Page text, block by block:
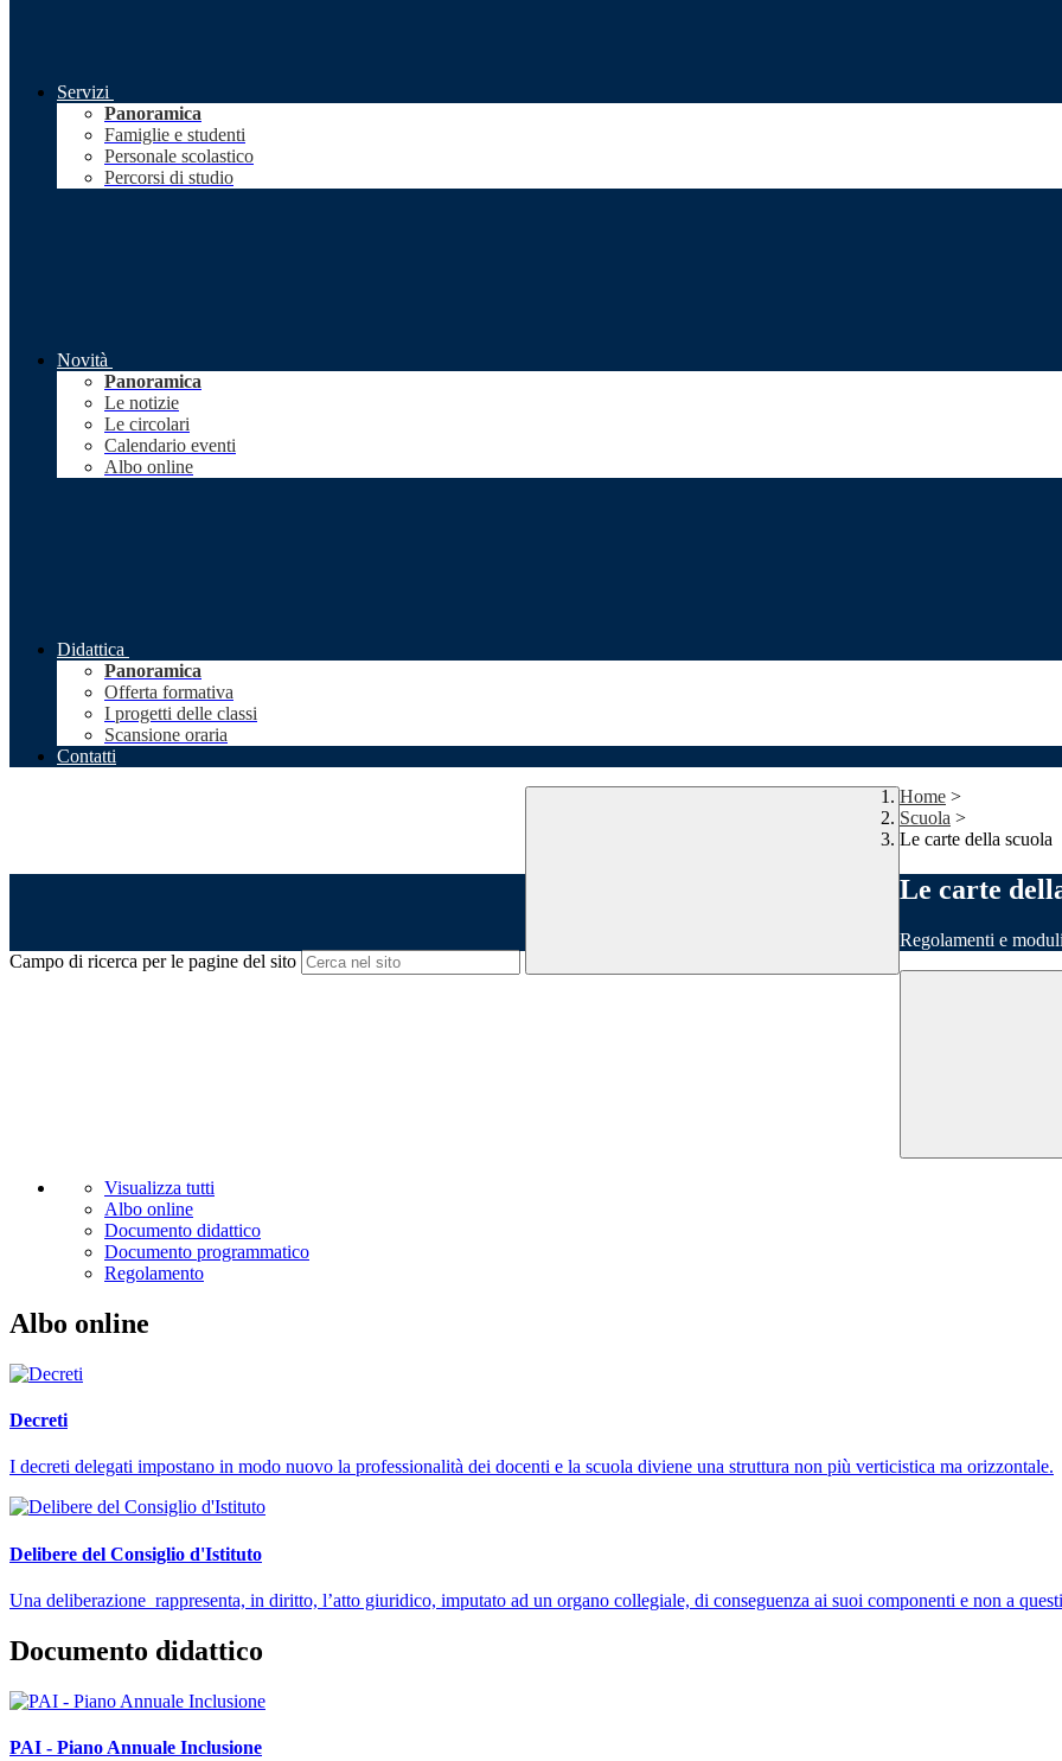
Servizi
Panoramica
Famiglie e studenti
Personale scolastico
Percorsi di studio
Novità
Panoramica
Le notizie
Le circolari
Calendario eventi
Albo online
Didattica
Panoramica
Offerta formativa
I progetti delle classi
Scansione oraria
Contatti
Campo di ricerca per le pagine del sito
Home >
Scuola >
Le carte della scuola
Le carte
Regolamenti e
Visualizza tutti
Albo online
Documento didattico
Documento programmatico
Regolamento
Albo online
Decreti
I decreti delegati impostano in modo nuovo la professionalità dei docenti e la scuola diviene una struttura non più verticistica ma orizzontale.
Delibere del Consiglio d'Istituto
Una deliberazione rappresenta, in diritto, l’atto giuridico, imputato ad un organo collegiale, di conseguenza ai suoi componenti e non a
Documento didattico
PAI - Piano Annuale Inclusione